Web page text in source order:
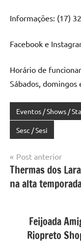
Informações: (17)
Facebook e
Horário de
Sábados, domingos
Eventos / Shows /
Sesc / Sesi
Navegação
de
Post
Post anterior
Thermas dos
na alta
Feijoada
Riopreto